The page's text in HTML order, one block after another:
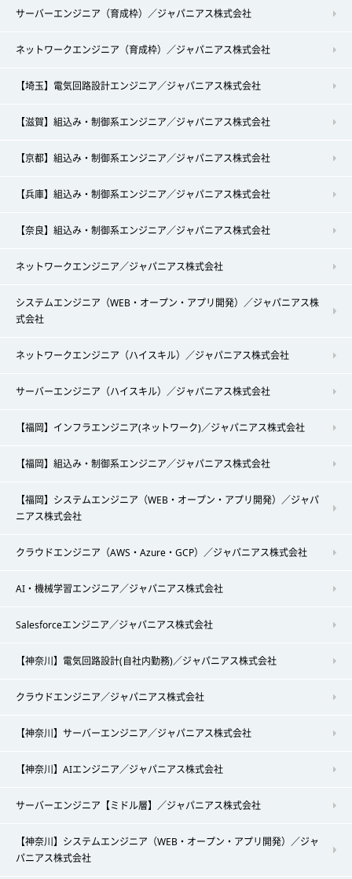
サーバーエンジニア（育成枠）／ジャパニアス株式会社
ネットワークエンジニア（育成枠）／ジャパニアス株式会社
【埼玉】電気回路設計エンジニア／ジャパニアス株式会社
【滋賀】組込み・制御系エンジニア／ジャパニアス株式会社
【京都】組込み・制御系エンジニア／ジャパニアス株式会社
【兵庫】組込み・制御系エンジニア／ジャパニアス株式会社
【奈良】組込み・制御系エンジニア／ジャパニアス株式会社
ネットワークエンジニア／ジャパニアス株式会社
システムエンジニア（WEB・オープン・アプリ開発）／ジャパニアス株
式会社
ネットワークエンジニア（ハイスキル）／ジャパニアス株式会社
サーバーエンジニア（ハイスキル）／ジャパニアス株式会社
【福岡】インフラエンジニア(ネットワーク)／ジャパニアス株式会社
【福岡】組込み・制御系エンジニア／ジャパニアス株式会社
【福岡】システムエンジニア（WEB・オープン・アプリ開発）／ジャパ
ニアス株式会社
クラウドエンジニア（AWS・Azure・GCP）／ジャパニアス株式会社
AI・機械学習エンジニア／ジャパニアス株式会社
Salesforceエンジニア／ジャパニアス株式会社
【神奈川】電気回路設計(自社内勤務)／ジャパニアス株式会社
クラウドエンジニア／ジャパニアス株式会社
【神奈川】サーバーエンジニア／ジャパニアス株式会社
【神奈川】AIエンジニア／ジャパニアス株式会社
サーバーエンジニア【ミドル層】／ジャパニアス株式会社
【神奈川】システムエンジニア（WEB・オープン・アプリ開発）／ジャ
パニアス株式会社